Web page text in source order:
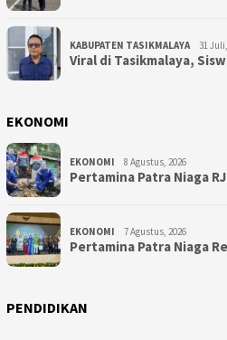
KABUPATEN TASIKMALAYA 31
Viral di Tasikmalaya,
EKONOMI
EKONOMI 8 Agustus, 2026
Pertamina Patra Niaga
EKONOMI 7 Agustus, 2026
Pertamina Patra Niaga
PENDIDIKAN